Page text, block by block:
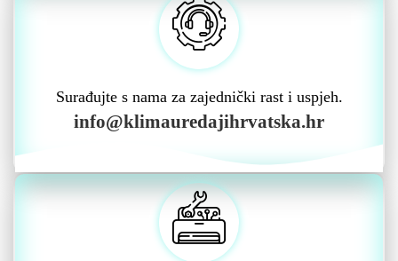
Surađujte s nama za zajednički rast i uspjeh.
info@klimauredajihrvatska.hr